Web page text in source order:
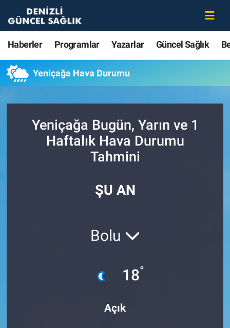
Haberler Programlar Yazarlar Güncel Sağlık
Yeniçağa Hava Durumu
Yeniçağa Bugün, Yarın ve 1
Haftalık Hava Durumu
Tahmini
ŞU AN
Bolu
18°
Açık
Haberler
Güncel Sağlık
Beslenme
Merkezefendi Nöbetçi Eczaneler
Süper Lig Puan Durumu ve Fikstür
Tüm Manşetler